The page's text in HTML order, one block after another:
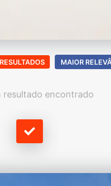
MAIOR
resultado encontrado